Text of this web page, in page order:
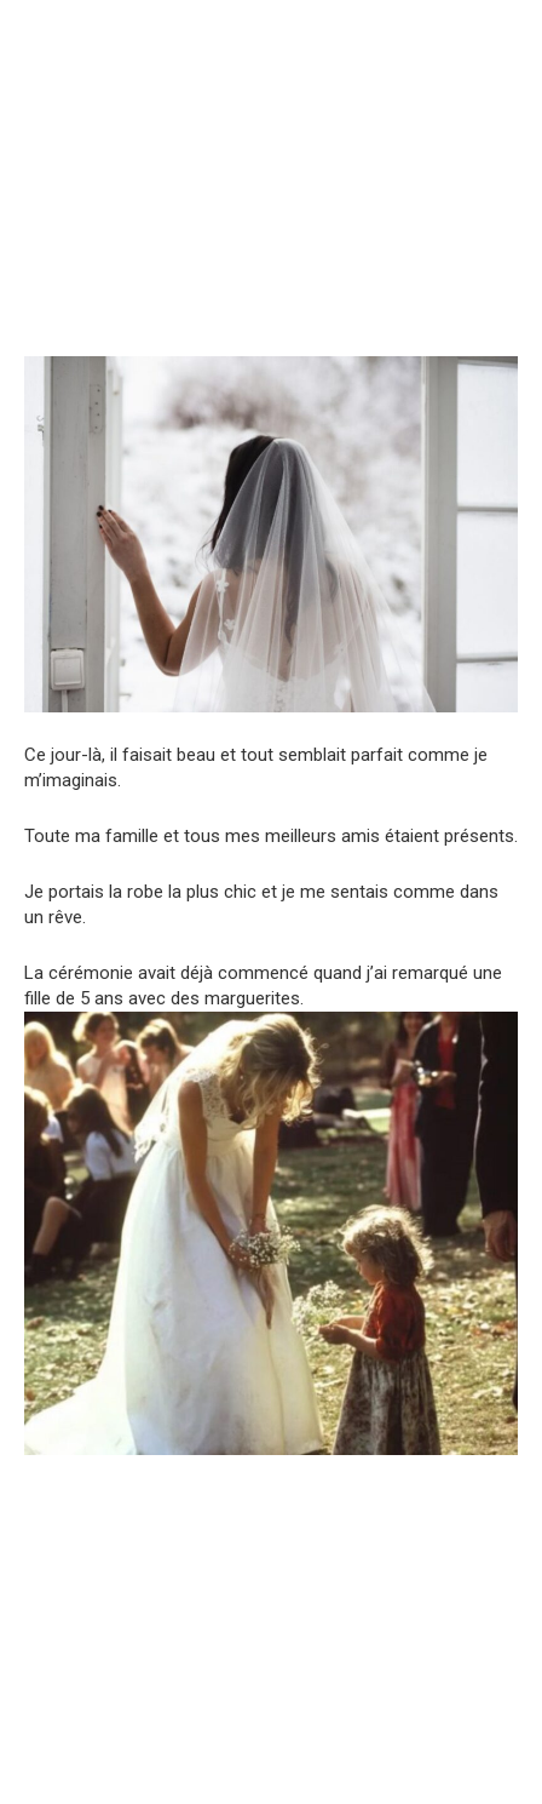
Ce jour-là, il faisait beau et tout semblait parfait comme je
m’imaginais.
Toute ma famille et tous mes meilleurs amis étaient présents.
Je portais la robe la plus chic et je me sentais comme dans
un rêve.
La cérémonie avait déjà commencé quand j’ai remarqué une
fille de 5 ans avec des marguerites.